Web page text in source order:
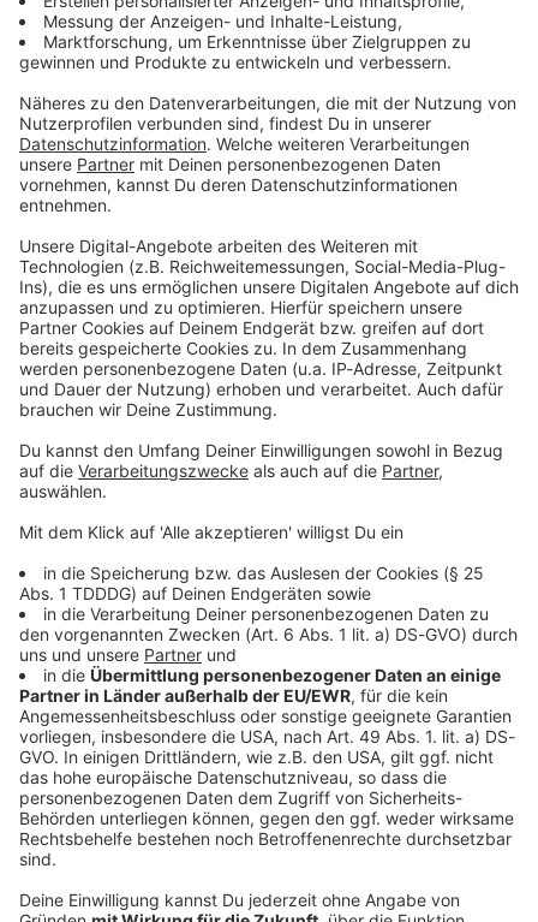
Zum Newsletter anmelden
Du möchtest uns etwas sagen?
Studio Hotline
Kontaktformular
Sprachnachricht
© dpa-infocom, dpa:260603-930-166919/2
Welt
Bestimmte Vereine sollen höhere Steuern